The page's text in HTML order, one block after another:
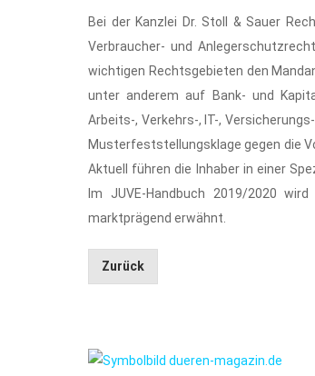
Bei der Kanzlei Dr. Stoll & Sauer
Verbraucher- und
wichtigen Rechtsgebieten den
unter anderem auf Bank- und
Arbeits-, Verkehrs-, IT-,
Musterfeststellungsklage gegen die
Aktuell führen die Inhaber in einer
Im JUVE-Handbuch 2019/2020
marktprägend erwähnt.
Zurück